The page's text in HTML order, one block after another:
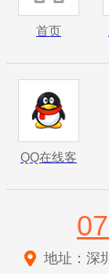
首页
QQ在线客
服
地址：深